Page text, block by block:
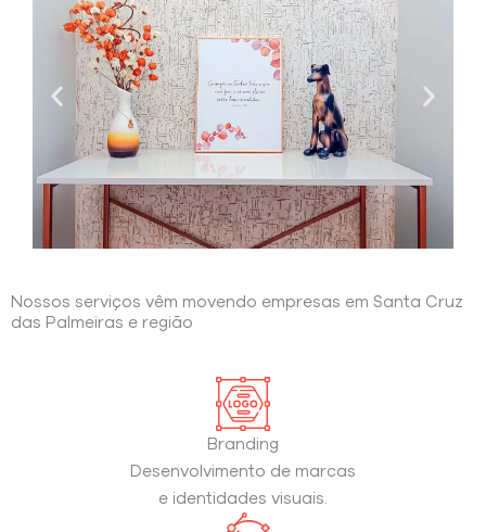
Nossos serviços vêm movendo empresas em Santa Cruz
das Palmeiras e região
Branding
Desenvolvimento de marcas
e identidades visuais.